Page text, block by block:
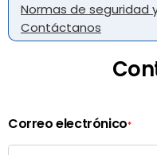
Normas de seguridad
Contáctanos
Correo electrónico*